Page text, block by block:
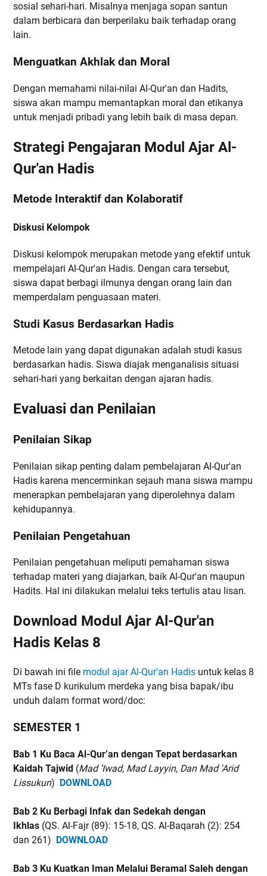
sosial sehari-hari. Misalnya menjaga sopan santun
dalam berbicara dan berperilaku baik terhadap orang
lain.
Menguatkan Akhlak dan Moral
Dengan memahami nilai-nilai Al-Qur'an dan Hadits,
siswa akan mampu memantapkan moral dan etikanya
untuk menjadi pribadi yang lebih baik di masa depan.
Strategi Pengajaran Modul Ajar Al-
Qur'an Hadis
Metode Interaktif dan Kolaboratif
Diskusi Kelompok
Diskusi kelompok merupakan metode yang efektif untuk
mempelajari Al-Qur'an Hadis. Dengan cara tersebut,
siswa dapat berbagi ilmunya dengan orang lain dan
memperdalam penguasaan materi.
Studi Kasus Berdasarkan Hadis
Metode lain yang dapat digunakan adalah studi kasus
berdasarkan hadis. Siswa diajak menganalisis situasi
sehari-hari yang berkaitan dengan ajaran hadis.
Evaluasi dan Penilaian
Penilaian Sikap
Penilaian sikap penting dalam pembelajaran Al-Qur'an
Hadis karena mencerminkan sejauh mana siswa mampu
menerapkan pembelajaran yang diperolehnya dalam
kehidupannya.
Penilaian Pengetahuan
Penilaian pengetahuan meliputi pemahaman siswa
terhadap materi yang diajarkan, baik Al-Qur'an maupun
Hadits. Hal ini dilakukan melalui teks tertulis atau lisan.
Download Modul Ajar Al-Qur'an
Hadis Kelas 8
Di bawah ini file modul ajar Al-Qur'an Hadis untuk kelas 8
MTs fase D kurikulum merdeka yang bisa bapak/ibu
unduh dalam format word/doc:
SEMESTER 1
Bab 1 Ku Baca Al-Qur’an dengan Tepat berdasarkan
Kaidah Tajwid (Mad ‘Iwad, Mad Layyin, Dan Mad 'Arid
Lissukun) DOWNLOAD
Bab 2 Ku Berbagi Infak dan Sedekah dengan
Ikhlas (QS. Al-Fajr (89): 15-18, QS. Al-Baqarah (2): 254
dan 261) DOWNLOAD
Bab 3 Ku Kuatkan Iman Melalui Beramal Saleh dengan